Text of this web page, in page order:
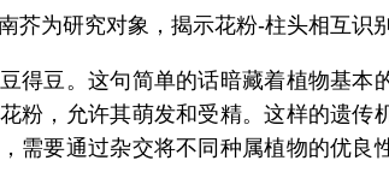
芥为研究对象，揭示花粉-柱头相互识
得豆。这句简单的话暗藏着植物基本
粉，允许其萌发和受精。这样的遗传
需要通过杂交将不同种属植物的优良